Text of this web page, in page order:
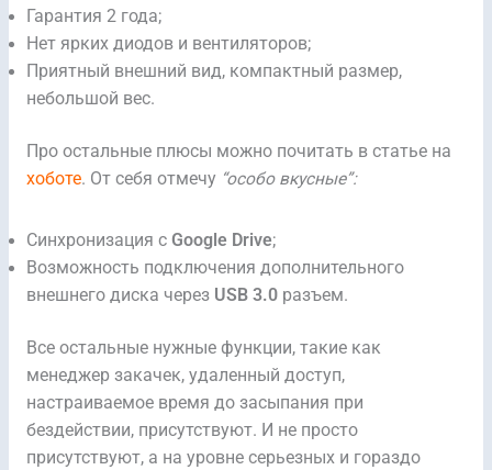
Гарантия 2 года;
Нет ярких диодов и вентиляторов;
Приятный внешний вид, компактный размер,
небольшой вес.
Про остальные плюсы можно почитать в статье на
хоботе. От себя отмечу “особо вкусные”:
Синхронизация с Google Drive;
Возможность подключения дополнительного
внешнего диска через USB 3.0разъем.
Все остальные нужные функции, такие как
менеджер закачек, удаленный доступ,
настраиваемое время до засыпания при
бездействии, присутствуют. И не просто
присутствуют, а на уровне серьезных и гораздо